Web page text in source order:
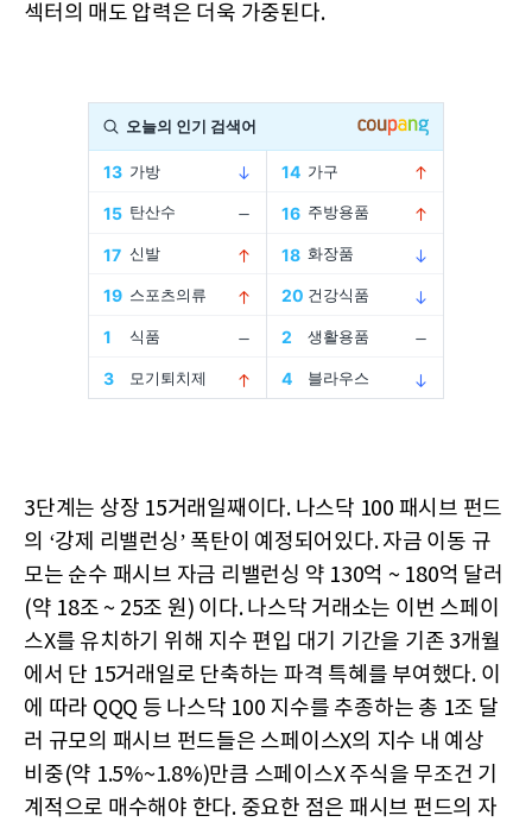
섹터의 매도 압력은 더욱 가중된다.
3단계는 상장 15거래일째이다. 나스닥 100 패시브 펀드
의 ‘강제 리밸런싱’ 폭탄이 예정되어있다. 자금 이동 규
모는 순수 패시브 자금 리밸런싱 약 130억 ~ 180억 달러
(약 18조 ~ 25조 원) 이다. 나스닥 거래소는 이번 스페이
스X를 유치하기 위해 지수 편입 대기 기간을 기존 3개월
에서 단 15거래일로 단축하는 파격 특혜를 부여했다. 이
에 따라 QQQ 등 나스닥 100 지수를 추종하는 총 1조 달
러 규모의 패시브 펀드들은 스페이스X의 지수 내 예상
비중(약 1.5%~1.8%)만큼 스페이스X 주식을 무조건 기
계적으로 매수해야 한다. 중요한 점은 패시브 펀드의 자